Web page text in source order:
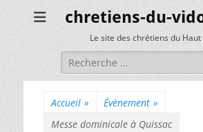
chretiens-du-
Le site des chrétiens du
Rechercher :
Accueil » Évènement »
Messe dominicale à Quissac